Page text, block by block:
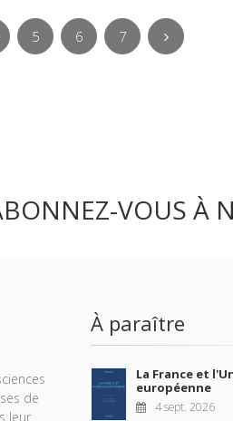
5 6 7
VOUS À
de
leur
À paraître
La France et
européenne
4 sept. 2026